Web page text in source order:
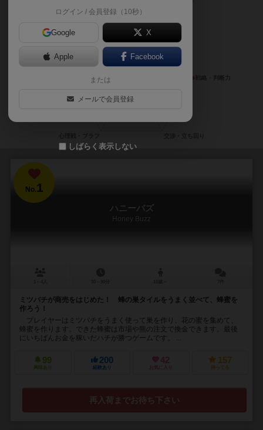
No.1
ハニーバズ
Honey Buzz
ミツバチが商売をはじめた！ 蜂の巣タイルをうまく並べて、蜂蜜を
作ろう！
プレイヤーはミツバチをうまく使って巣を作り、花の蜜を集めて、
蜂蜜を作ります。できた蜂蜜は市場や熊の注文で換金できます。最後
にいちばんお金を稼いだハチが勝つゲームです。 ...
99
興味あり
200
経験あり
42
お気に入り
157
持ってる
再入荷までお待ち下さい
ログイン / 会員登録（10秒）
Google X
Apple Facebook
または
メールで会員登録
しばらく表示しない